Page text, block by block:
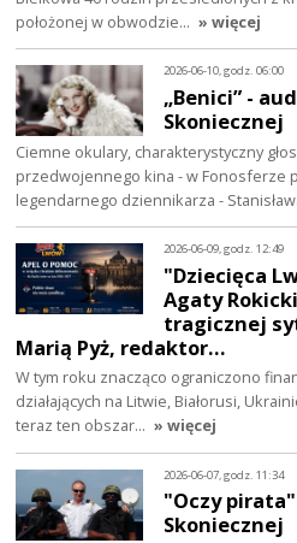
położonej w obwodzie… » więcej
2026-06-10, godz. 06:00
„Benici” -
Skoniecznej
Ciemne okulary, charakterystyczny
przedwojennego kina - w Fonosferze
legendarnego dziennikarza -
2026-06-09, godz. 12:49
"Dziecięca
Agaty
tragicznej
Marią Pyż, redaktor…
W tym roku znacząco ograniczono
działających na Litwie, Białorusi,
teraz ten obszar… » więcej
2026-06-07, godz. 11:34
"Oczy
Skoniecznej